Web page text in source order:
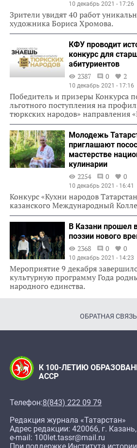
10 декабрь 2021 - 17:26
Зрители увидят 40 работ
художника Бориса Хромова.
КФУ проводит
конкурс для
абитуриентов
2387
0 2
10 декабрь 2021 - 17:16
Победитель и призеры Конкурса
льготного поступления на
тюркских народов» направления
Молодежь
приглашают
мастерстве
кулинарии
2254
0 0
10 декабрь 2021 - 16:41
Конкурс «Кухни народов
казанского Международный
В Казани прошел
поэзии нового
2368
0 0
10 декабрь 2021 - 14:23
Мероприятие 9 декабря
культурную программу Года
народного единства.
ОБРАТНАЯ СВЯЗЬ
К 100-ЛЕТИЮ
АССР
Телефон:8(843) 222 09 79
Редакция журнала «Татарстан»
Адрес редакции: 420066, г.
e-mail: 100let.tassr@mail.ru